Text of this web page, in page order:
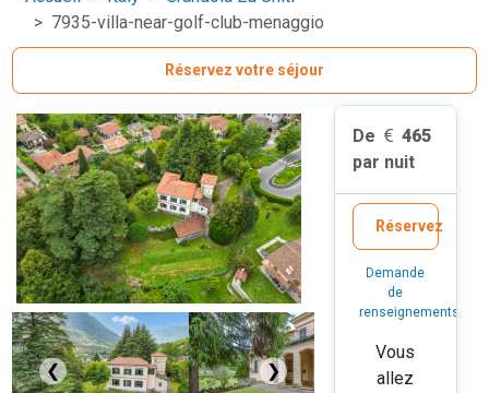
7935-villa-near-golf-club-menaggio
Réservez votre séjour
❮ ❯
De
465
par nuit
Réservez
Demande
de
renseignements
Vous
allez